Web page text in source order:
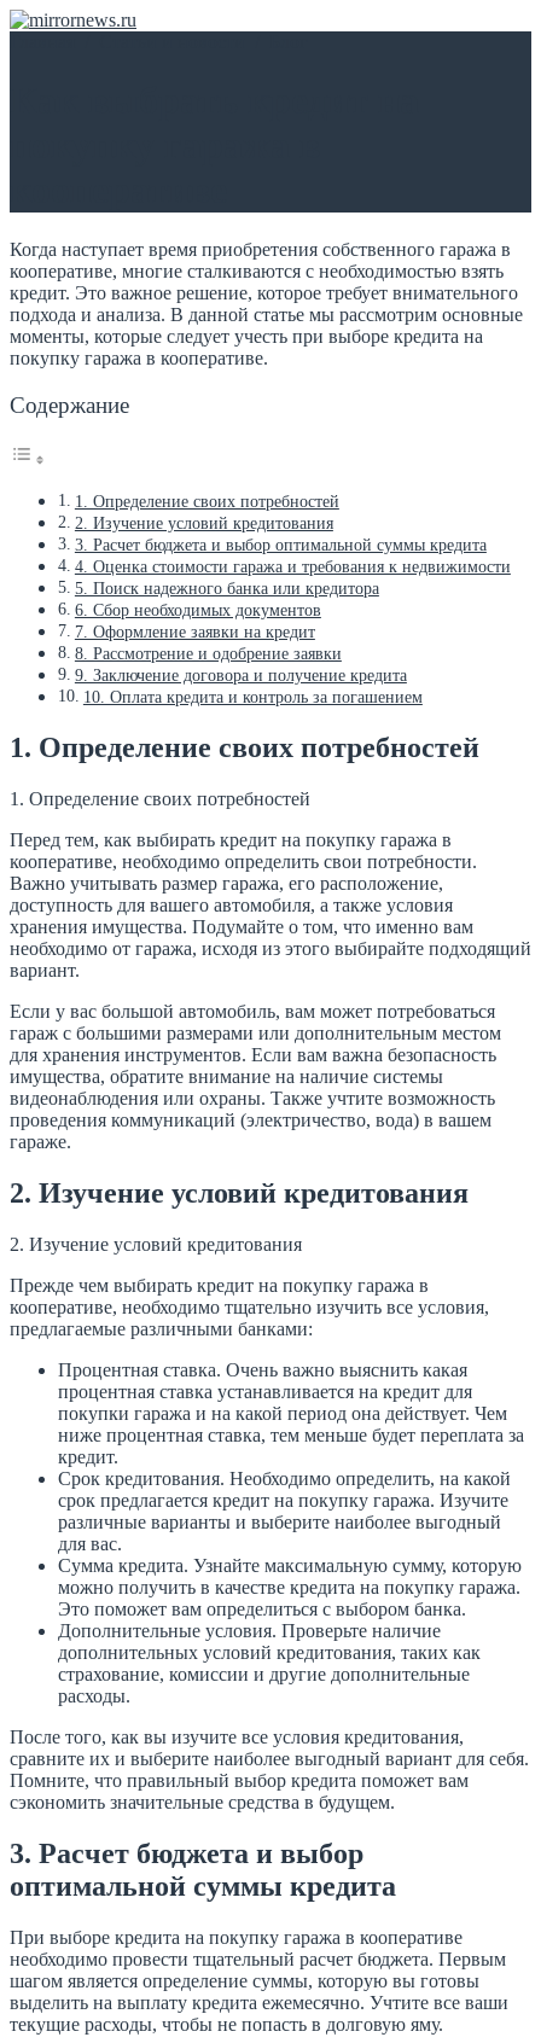
Когда наступает время приобретения собственного гаража в
кооперативе, многие сталкиваются с необходимостью взять
кредит. Это важное решение, которое требует внимательного
подхода и анализа. В данной статье мы рассмотрим основные
моменты, которые следует учесть при выборе кредита на
покупку гаража в кооперативе.
Содержание
1. Определение своих потребностей
2. Изучение условий кредитования
3. Расчет бюджета и выбор оптимальной суммы кредита
4. Оценка стоимости гаража и требования к недвижимости
5. Поиск надежного банка или кредитора
6. Сбор необходимых документов
7. Оформление заявки на кредит
8. Рассмотрение и одобрение заявки
9. Заключение договора и получение кредита
10. Оплата кредита и контроль за погашением
1. Определение своих потребностей
1. Определение своих потребностей
Перед тем, как выбирать кредит на покупку гаража в
кооперативе, необходимо определить свои потребности.
Важно учитывать размер гаража, его расположение,
доступность для вашего автомобиля, а также условия
хранения имущества. Подумайте о том, что именно вам
необходимо от гаража, исходя из этого выбирайте подходящий
вариант.
Если у вас большой автомобиль, вам может потребоваться
гараж с большими размерами или дополнительным местом
для хранения инструментов. Если вам важна безопасность
имущества, обратите внимание на наличие системы
видеонаблюдения или охраны. Также учтите возможность
проведения коммуникаций (электричество, вода) в вашем
гараже.
2. Изучение условий кредитования
2. Изучение условий кредитования
Прежде чем выбирать кредит на покупку гаража в
кооперативе, необходимо тщательно изучить все условия,
предлагаемые различными банками:
Процентная ставка. Очень важно выяснить какая
процентная ставка устанавливается на кредит для
покупки гаража и на какой период она действует. Чем
ниже процентная ставка, тем меньше будет переплата за
кредит.
Срок кредитования. Необходимо определить, на какой
срок предлагается кредит на покупку гаража. Изучите
различные варианты и выберите наиболее выгодный
для вас.
Сумма кредита. Узнайте максимальную сумму, которую
можно получить в качестве кредита на покупку гаража.
Это поможет вам определиться с выбором банка.
Дополнительные условия. Проверьте наличие
дополнительных условий кредитования, таких как
страхование, комиссии и другие дополнительные
расходы.
После того, как вы изучите все условия кредитования,
сравните их и выберите наиболее выгодный вариант для себя.
Помните, что правильный выбор кредита поможет вам
сэкономить значительные средства в будущем.
3. Расчет бюджета и выбор
оптимальной суммы кредита
При выборе кредита на покупку гаража в кооперативе
необходимо провести тщательный расчет бюджета. Первым
шагом является определение суммы, которую вы готовы
выделить на выплату кредита ежемесячно. Учтите все ваши
текущие расходы, чтобы не попасть в долговую яму.